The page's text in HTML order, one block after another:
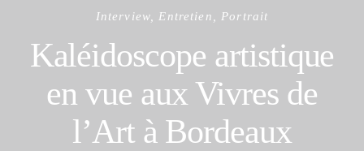
Interview, Entretien, Portrait
Kaléidoscope artistique
en vue aux Vivres de
l’Art à Bordeaux